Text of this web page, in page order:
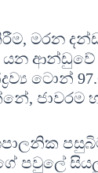
මරන
යන
ටොන්
ජාවරම
පවුලේ